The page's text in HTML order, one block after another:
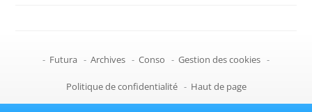
- Futura - Archives - Conso - Gestion des cookies -
Politique de confidentialité - Haut de page